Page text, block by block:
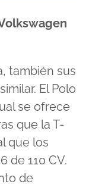
también sus
El Polo
se ofrece
que la T-
que los
de 110 CV.
de